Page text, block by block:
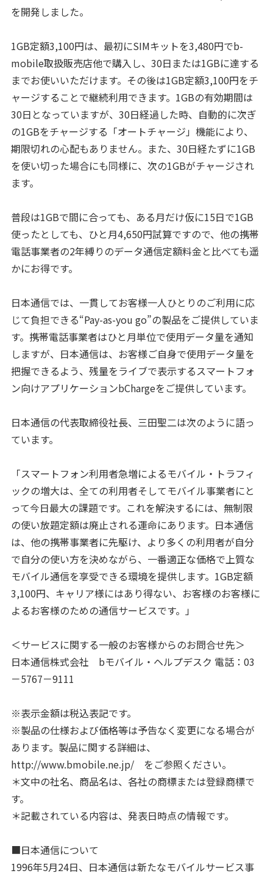
を開発しました。
1GB定額3,100円は、最初にSIMキットを3,480円でb-
mobile取扱販売店他で購入し、30日または1GBに達する
までお使いいただけます。その後は1GB定額3,100円をチ
ャージすることで継続利用できます。1GBの有効期間は
30日となっていますが、30日経過した時、自動的に次ぎ
の1GBをチャージする「オートチャージ」機能により、
期限切れの心配もありません。また、30日経たずに1GB
を使い切った場合にも同様に、次の1GBがチャージされ
ます。
普段は1GBで間に合っても、ある月だけ仮に15日で1GB
使ったとしても、ひと月4,650円試算ですので、他の携帯
電話事業者の2年縛りのデータ通信定額料金と比べても遥
かにお得です。
日本通信では、一貫してお客様一人ひとりのご利用に応
じて負担できる“Pay-as-you go”の製品をご提供していま
す。携帯電話事業者はひと月単位で使用データ量を通知
しますが、日本通信は、お客様ご自身で使用データ量を
把握できるよう、残量をライブで表示するスマートフォ
ン向けアプリケーションbChargeをご提供しています。
日本通信の代表取締役社長、三田聖二は次のように語っ
ています。
「スマートフォン利用者急増によるモバイル・トラフィ
ックの増大は、全ての利用者そしてモバイル事業者にと
って今日最大の課題です。これを解決するには、無制限
の使い放題定額は廃止される運命にあります。日本通信
は、他の携帯事業者に先駆け、より多くの利用者が自分
で自分の使い方を決めながら、一番適正な価格で上質な
モバイル通信を享受できる環境を提供します。1GB定額
3,100円、キャリア様にはあり得ない、お客様のお客様に
よるお客様のための通信サービスです。」
＜サービスに関する一般のお客様からのお問合せ先＞
日本通信株式会社 bモバイル・ヘルプデスク 電話：03
－5767－9111
※表示金額は税込表記です。
※製品の仕様および価格等は予告なく変更になる場合が
あります。製品に関する詳細は、
http://www.bmobile.ne.jp/ をご参照ください。
＊文中の社名、商品名は、各社の商標または登録商標で
す。
＊記載されている内容は、発表日時点の情報です。
■日本通信について
1996年5月24日、日本通信は新たなモバイルサービス事